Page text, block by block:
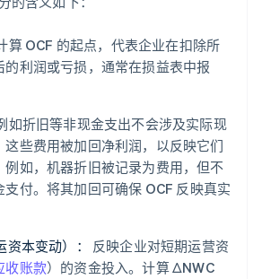
算 OCF 的起点，代表企业在扣除所
的利润或亏损，通常在损益表中报
如折旧等非现金支出不会涉及实际现
这些费用被加回净利润，以反映它们
例如，机器折旧被记录为费用，但不
付。将其加回可确保 OCF 反映真实
本变动）：
反映企业对短期运营资
收账款）的资金投入。计算 ΔNWC